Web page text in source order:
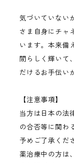
気づいていない
さま自身にチャ
います。本来備
間らしく輝いて
だけるお手伝い
【注意事項】
当方は日本の法
の合否等に関わ
予めご了承くだ
薬治療中の方は